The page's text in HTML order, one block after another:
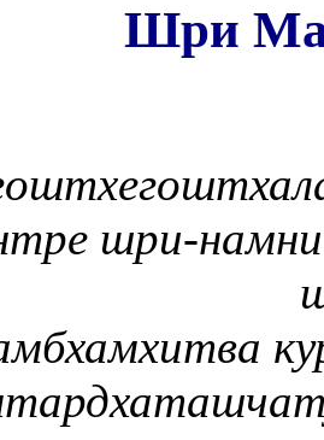
Шри
шри-